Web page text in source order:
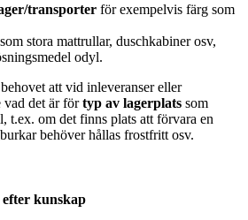
transporter för exempelvis färg som
som stora mattrullar, duschkabiner osv,
odyl.
att vid inleveranser eller
vad det är förtyp av lagerplats som
t.ex. om det finns plats att förvara en
behöver hållas frostfritt osv.
kunskap